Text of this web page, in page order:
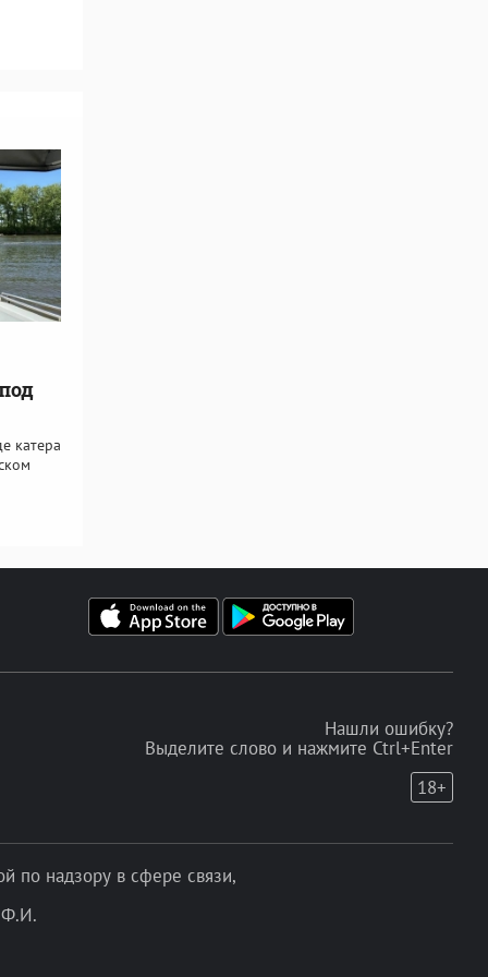
катера
Нашли ошибку?
Выделите слово и нажмите Ctrl+Enter
18+
по надзору в сфере связи,
Ф.И.